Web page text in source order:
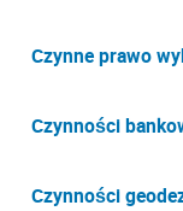
Czynne prawo
Czynności
Czynności